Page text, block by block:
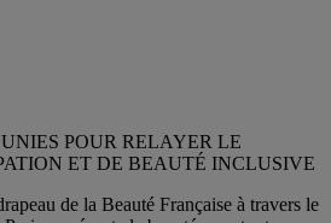
POUR RELAYER LE
ET DE BEAUTÉ INCLUSIVE
de la Beauté Française à travers le